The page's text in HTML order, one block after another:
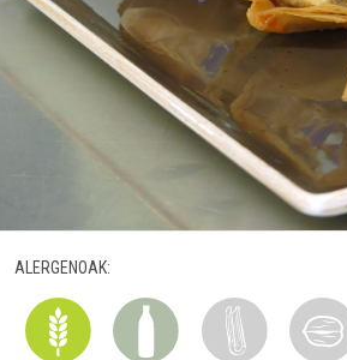
ALERGENOAK: